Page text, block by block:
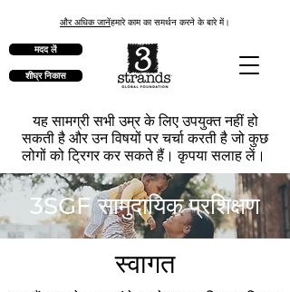
और अधिक जानेंहमारे काम का समर्थन करने के बारे में।
मदद लें
शीघ्र निकास
यह सामग्री सभी उम्र के लिए उपयुक्त नहीं हो
सकती है और उन विषयों पर चर्चा करती है जो कुछ
लोगों को ट्रिगर कर सकते हैं। कृपया सलाह लें।
3SGF सामुदायिक प्रशिक्षण
स्वागत